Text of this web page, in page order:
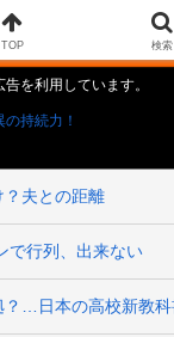
を利用しています。
持続力！
夫との距離
で行列、出来ない
TOP 検索